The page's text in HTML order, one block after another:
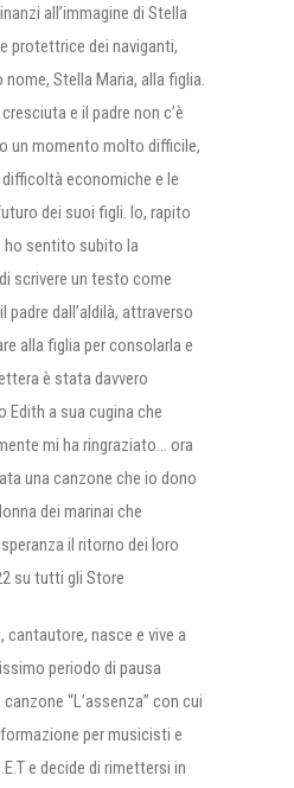
all’immagine di Stella
protettrice dei naviganti,
Stella Maria, alla figlia.
e il padre non c’è
un momento molto difficile,
economiche e le
dei suoi figli. Io, rapito
ho sentito subito la
scrivere un testo come
dall’aldilà, attraverso
alla figlia per consolarla e
è stata davvero
a sua cugina che
mi ha ringraziato… ora
una canzone che io dono
dei marinai che
il ritorno dei loro
su tutti gli Store
cantautore, nasce e vive a
periodo di pausa
“L’assenza” con cui
per musicisti e
e decide di rimettersi in